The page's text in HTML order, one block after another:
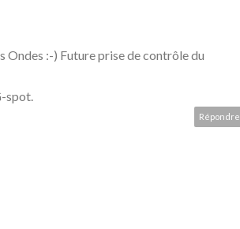
Ondes :-) Future prise de contrôle du
spot.
Répondre